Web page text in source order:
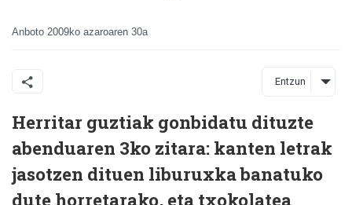
Anboto 2009ko azaroaren 30a
Entzun
Herritar guztiak gonbidatu dituzte
abenduaren 3ko zitara: kanten letrak
jasotzen dituen liburuxka banatuko
dute horretarako, eta txokolatea